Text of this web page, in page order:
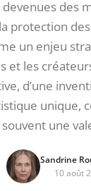
des
protection
un enjeu
les
d’une
unique,
une
Sandrine
10 août